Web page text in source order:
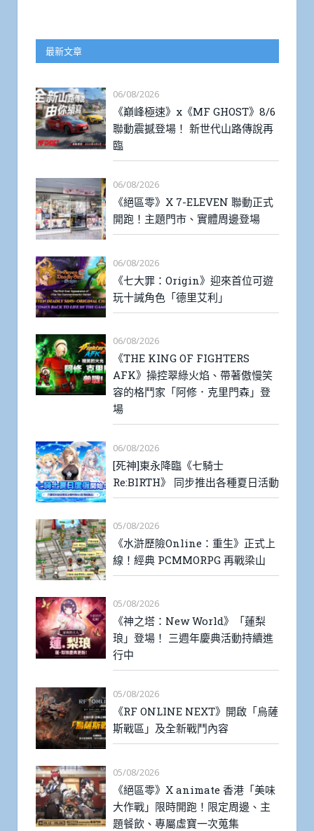
最新文章
06/08/2026
《巔峰極速》x《MF GHOST》8/6
聯動震撼登場！ 新世代山路傳說再
臨
06/08/2026
《絕區零》X 7-ELEVEN 聯動正式
開跑！主題門市、實體周邊登場
06/08/2026
《七大罪：Origin》迎來首位可遊
玩十誡角色「德里艾利」
06/08/2026
《THE KING OF FIGHTERS
AFK》操控翠綠火焰、帶著傲慢笑
容的格鬥家「阿修．克里門森」登
場
06/08/2026
[死神]東永降臨《七騎士
Re:BIRTH》 同步推出各種夏日活動
05/08/2026
《水滸歷險Online：重生》正式上
線！經典 PCMMORPG 再戰梁山
05/08/2026
《神之塔：New World》「蓮梨
琅」登場！ 三週年慶典活動持續進
行中
05/08/2026
《RF ONLINE NEXT》開啟「烏薩
斯戰區」及全新戰鬥內容
05/08/2026
《絕區零》X animate 香港「美味
大作戰」限時開跑！限定周邊、主
題餐飲、專屬虛寶一次蒐集